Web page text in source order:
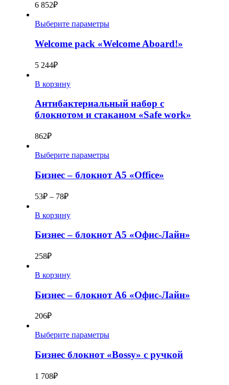
6 852₽
Выберите параметры
Welcome pack «Welcome Aboard!»
5 244₽
В корзину
Антибактериальный набор с
блокнотом и стаканом «Safe work»
862₽
Выберите параметры
Бизнес – блокнот А5 «Office»
53₽ – 78₽
В корзину
Бизнес – блокнот А5 «Офис-Лайн»
258₽
В корзину
Бизнес – блокнот А6 «Офис-Лайн»
206₽
Выберите параметры
Бизнес блокнот «Bossy» с ручкой
1 708₽